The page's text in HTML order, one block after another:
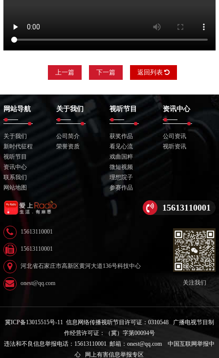
上一篇 下一篇 返回列表
网站导航
关于我们
新时代征程
视听节目
资讯中心
联系我们
网站地图
关于我们
公司简介
荣誉资质
视听节目
获奖作品
看见心流
戏曲国粹
微短视频
理想院子
参赛作品
资讯中心
公司资讯
视听资讯
15613110001
15613110001
15613110001
河北省石家庄市高新区黄河大道136号科技中心
onest@qq.com 关注我们
冀ICP备13015515号-11 信息网络传播视听节目许可证：0310548
广播电视节目制
作经营许可证：（冀）字第00094号
违法和不良信息举报电话：15613110001 邮箱：onest@qq.com中国互联网举报中
心
网上有害信息举报专区